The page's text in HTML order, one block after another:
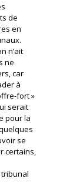
de
en
n’ait
ne
car
à
fort »
serait
pour la
se
certains,